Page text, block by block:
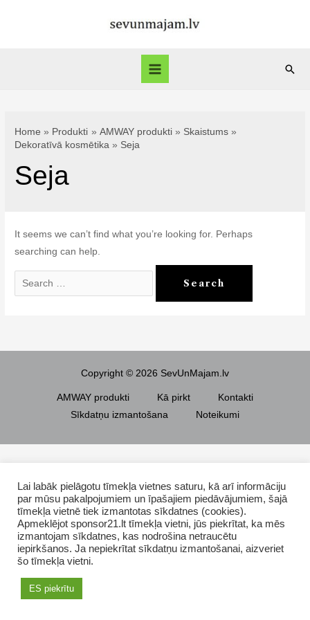
Main
Home Produkti AMWAY produkti
Skaistums
Dekoratīvā kosmētika
Seja
Seja
It seems we can’t find what you’re looking for. Perhaps
searching can help.
Search
Copyright © 2026 SevUnMajam.lv
AMWAY produkti Kā pirkt
Kontakti
Sīkdatņu izmantošana
Noteikumi
Lai labāk pielāgotu tīmekļa vietnes saturu, kā arī informāciju
par mūsu pakalpojumiem un īpašajiem piedāvājumiem, šajā
tīmekļa vietnē tiek izmantotas sīkdatnes (cookies).
Apmeklējot sponsor21.lt tīmekļa vietni, jūs piekrītat, ka mēs
izmantojam sīkdatnes, kas nodrošina netraucētu
iepirkšanos. Ja nepiekrītat sīkdatņu izmantošanai, aizveriet
šo tīmekļa vietni.
ES piekrītu